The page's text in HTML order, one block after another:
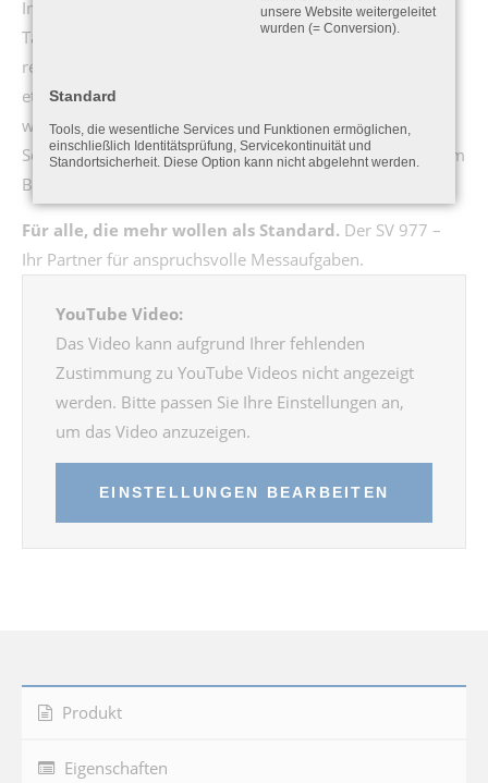
In der neuesten Version bietet der SV 977 eine optimierte
Tabellenansicht für Arbeits- und Umweltschutz. Alle
relevanten Messgrößen gemäß deutscher Vorschriften –
etwa TA Lärm, AVV Baulärm, TRLV Lärm oder ASR A3.7 –
werden klar strukturiert und sofort erfassbar dargestellt.
So behalten Sie alle entscheidenden Parameter jederzeit im
Blick – präzise, übersichtlich und normgerecht.
Für alle, die mehr wollen als Standard. Der SV 977 –
Ihr Partner für anspruchsvolle Messaufgaben.
YouTube Video:
Das Video kann aufgrund Ihrer fehlenden
Zustimmung zu YouTube Videos nicht angezeigt
werden. Bitte passen Sie Ihre Einstellungen an,
um das Video anzuzeigen.
EINSTELLUNGEN BEARBEITEN
Produkt
Eigenschaften
unsere Website weitergeleitet
wurden (= Conversion).
Standard
Tools, die wesentliche Services und Funktionen ermöglichen,
einschließlich Identitätsprüfung, Servicekontinuität und
Standortsicherheit. Diese Option kann nicht abgelehnt werden.